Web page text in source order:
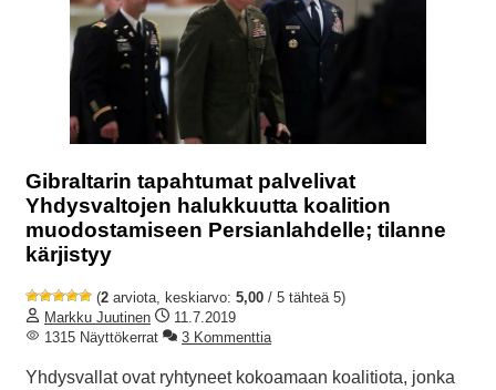
Gibraltarin tapahtumat palvelivat
Yhdysvaltojen halukkuutta koalition
muodostamiseen Persianlahdelle; tilanne
kärjistyy
(2 arviota, keskiarvo: 5,00 / 5 tähteä 5)
Markku Juutinen
11.7.2019
1315 Näyttökerrat
3 Kommenttia
Yhdysvallat ovat ryhtyneet kokoamaan koalitiota, jonka